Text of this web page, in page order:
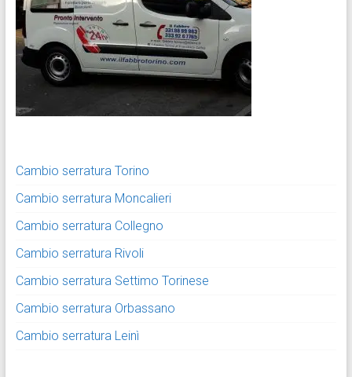
Cambio serratura Torino
Cambio serratura Moncalieri
Cambio serratura Collegno
Cambio serratura Rivoli
Cambio serratura Settimo Torinese
Cambio serratura Orbassano
Cambio serratura Leinì